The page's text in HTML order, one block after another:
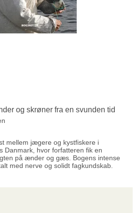
og skrøner fra en svunden tid
mellem jægere og kystfiskere i
Danmark, hvor forfatteren fik en
på ænder og gæs. Bogens intense
med nerve og solidt fagkundskab.